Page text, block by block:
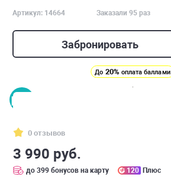
Артикул: 14664 Заказали 95 раз
Забронировать
До 20% оплата баллами
0 отзывов
3 990 руб.
до 399 бонусов на карту 120 Плюс